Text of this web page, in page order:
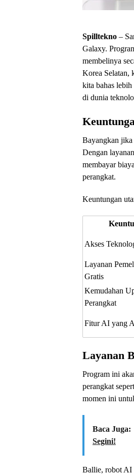
Spilltekno –
Galaxy.
membelinya
Korea Selatan,
kita bahas
di dunia
Bayangkan jika
Dengan
membayar
perangkat.
Keuntungan
Akses
Layanan
Gratis
Kemudahan
Perangkat
Fitur AI yang
Layanan
Program ini
perangkat
momen ini
Baca Juga:
Segini!
Ballie, robot AI